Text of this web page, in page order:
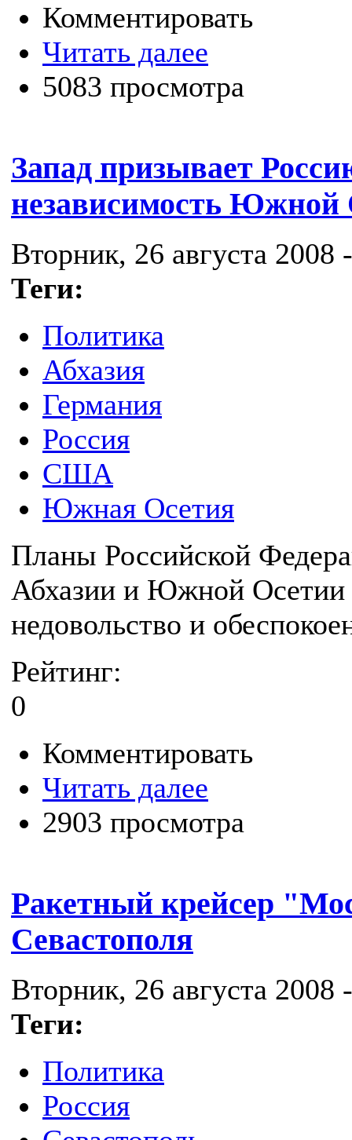
Комментировать
Читать далее
5083 просмотра
Запад призывает
независимость Южной
Вторник, 26 августа 2008
Теги:
Политика
Абхазия
Германия
Россия
США
Южная Осетия
Планы Российской
Абхазии и Южной Осетии
недовольство и
Рейтинг:
0
Комментировать
Читать далее
2903 просмотра
Ракетный крейсер
Севастополя
Вторник, 26 августа 2008
Теги:
Политика
Россия